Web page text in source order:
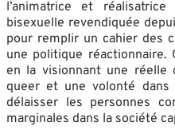
l’animatrice et
bisexuelle revendiquée
pour remplir un cahier des
une politique
en la visionnant une réelle
queer et une volonté
délaisser les personnes
marginales dans la société